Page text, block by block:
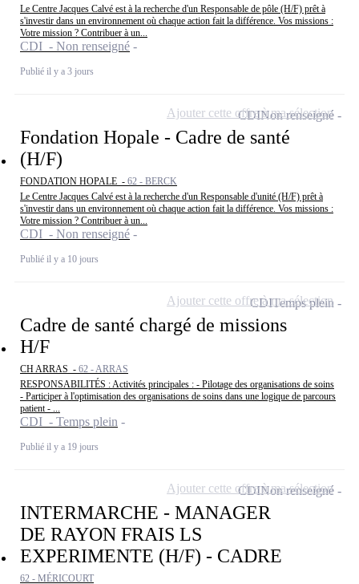
Le Centre Jacques Calvé est à la recherche d'un Responsable de pôle (H/F) prêt à
s'investir dans un environnement où chaque action fait la différence. Vos missions :
Votre mission ? Contribuer à un...
CDI - Non renseigné
Publié il y a 3 jours
Fondation Hopale - Cadre de santé
(H/F)
FONDATION HOPALE - 62 - BERCK
Le Centre Jacques Calvé est à la recherche d'un Responsable d'unité (H/F) prêt à
s'investir dans un environnement où chaque action fait la différence. Vos missions :
Votre mission ? Contribuer à un...
CDI - Non renseigné
Publié il y a 10 jours
CDINon renseigné
Ajouter cette offre à ma sélection
Cadre de santé chargé de missions
H/F
CH ARRAS - 62 - ARRAS
RESPONSABILITÉS : Activités principales : - Pilotage des organisations de soins
- Participer à l'optimisation des organisations de soins dans une logique de parcours
patient - ...
CDI - Temps plein
Publié il y a 19 jours
CDITemps plein
Ajouter cette offre à ma sélection
INTERMARCHE - MANAGER
DE RAYON FRAIS LS
EXPERIMENTE (H/F) - CADRE
62 - MÉRICOURT
CDINon renseigné
Ajouter cette offre à ma sélection